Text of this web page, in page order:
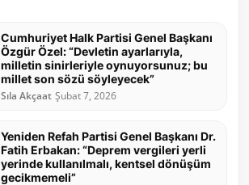
Cumhuriyet Halk Partisi Genel Başkanı
Özgür Özel: “Devletin ayarlarıyla,
milletin sinirleriyle oynuyorsunuz; bu
millet son sözü söyleyecek”
Sıla Akçaat Şubat 7, 2026
Yeniden Refah Partisi Genel Başkanı Dr.
Fatih Erbakan: “Deprem vergileri yerli
yerinde kullanılmalı, kentsel dönüşüm
gecikmemeli”